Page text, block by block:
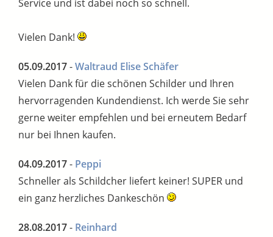
Service und ist dabei noch so schnell.
Vielen Dank!
05.09.2017-Waltraud Elise Schäfer
Vielen Dank für die schönen Schilder und Ihren
hervorragenden Kundendienst. Ich werde Sie sehr
gerne weiter empfehlen und bei erneutem Bedarf
nur bei Ihnen kaufen.
04.09.2017- Peppi
Schneller als Schildcher liefert keiner! SUPER und
ein ganz herzliches Dankeschön
28.08.2017- Reinhard